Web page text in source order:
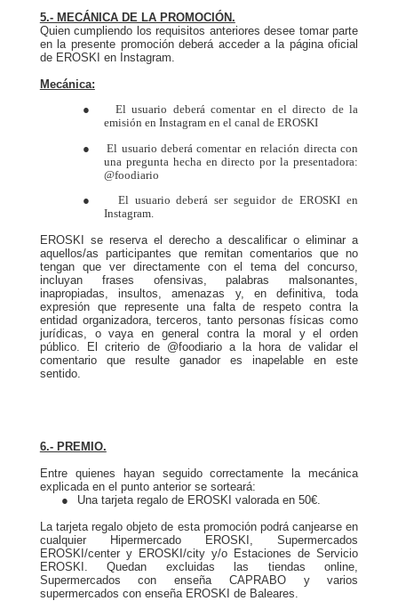
5.- MECÁNICA DE LA PROMOCIÓN.
Quien cumpliendo los requisitos anteriores desee tomar parte
en la presente promoción deberá acceder a la página oficial
de EROSKI en Instagram.
Mecánica:
● El usuario deberá comentar en el directo de la
emisión en Instagram en el canal de EROSKI
● El usuario deberá comentar en relación directa con
una pregunta hecha en directo por la presentadora:
@foodiario
● El usuario deberá ser seguidor de EROSKI en
Instagram.
EROSKI se reserva el derecho a descalificar o eliminar a
aquellos/as participantes que remitan comentarios que no
tengan que ver directamente con el tema del concurso,
incluyan frases ofensivas, palabras malsonantes,
inapropiadas, insultos, amenazas y, en definitiva, toda
expresión que represente una falta de respeto contra la
entidad organizadora, terceros, tanto personas físicas como
jurídicas, o vaya en general contra la moral y el orden
público. El criterio de @foodiario a la hora de validar el
comentario que resulte ganador es inapelable en este
sentido.
6.- PREMIO.
Entre quienes hayan seguido correctamente la mecánica
explicada en el punto anterior se sorteará:
●
Una tarjeta regalo de EROSKI valorada en 50€.
La tarjeta regalo objeto de esta promoción podrá canjearse en
cualquier Hipermercado EROSKI, Supermercados
EROSKI/center y EROSKI/city y/o Estaciones de Servicio
EROSKI. Quedan excluidas las tiendas online,
Supermercados con enseña CAPRABO y varios
supermercados con enseña EROSKI de Baleares.